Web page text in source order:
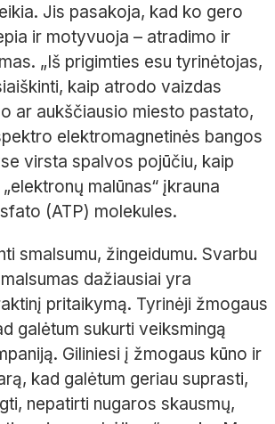
Jis pasakoja, kad ko gero
ir motyvuoja – atradimo ir
„Iš prigimties esu tyrinėtojas,
kaip atrodo vaizdas
ar aukščiausio miesto pastato,
elektromagnetinės bangos
virsta spalvos pojūčiu, kaip
malūnas“ įkrauna
(ATP) molekules.
smalsumu, žingeidumu. Svarbu
dažiausiai yra
pritaikymą. Tyrinėji žmogaus
galėtum sukurti veiksmingą
Giliniesi į žmogaus kūno ir
kad galėtum geriau suprasti,
nepatirti nugaros skausmų,